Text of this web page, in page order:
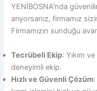
YENİBOSNA’nda
arıyorsanız, firmamız
Firmamızın sunduğu
Tecrübeli Ekip: Yıkım
deneyimli ekip.
Hızlı ve Güvenli Çözüm